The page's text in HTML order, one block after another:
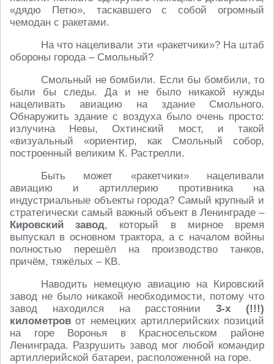
«дядю Петю», таскавшего с собой огромный
чемодан с ракетами.
На что нацеливали эти «ракетчики»? На штаб
обороны города – Смольный?
Смольный не бомбили. Если бы бомбили, то
были бы следы. Да и не было никакой нужды
нацеливать авиацию на здание Смольного.
Обнаружить здание с воздуха было очень просто:
излучина Невы, Охтинский мост, и такой
«визуальный «ориентир, как Смольный собор,
построенный великим К. Растрелли.
Быть может «ракетчики» нацеливали
авиацию и артиллерию противника на
индустриальные объекты города? Самый крупный и
стратегически самый важный объект в Ленинграде –
Кировский завод, который в мирное время
выпускал в основном трактора, а с началом войны
полностью перешёл на производство танков,
причём, тяжёлых – КВ.
Наводить немецкую авиацию на Кировский
завод не было никакой необходимости, потому что
завод находился на расстоянии3-х (!!!)
километров от немецких артиллерийских позиций
на горе Воронья в Красносельском районе
Ленинграда. Разрушить завод мог любой командир
артиллерийской батареи, расположенной на горе.